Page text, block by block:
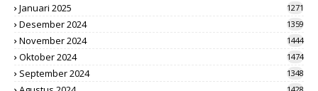
Januari 2025 1271
Desember 2024 1359
November 2024 1444
Oktober 2024 1474
September 2024 1348